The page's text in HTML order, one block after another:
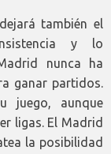
también el
y lo
nunca ha
ganar partidos.
juego, aunque
ligas. El Madrid
la posibilidad